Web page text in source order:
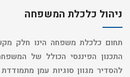
ניהול כלכלת המשפחה
תחום כלכלת משפחה הינו חלק
התכנון הפיננסי הכולל של
להסדיר מגוון סוגיות עמן